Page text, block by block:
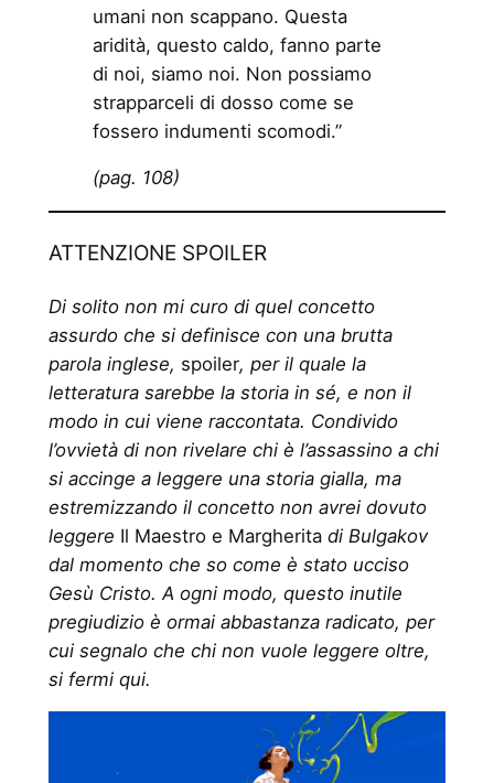
umani non scappano. Questa
aridità, questo caldo, fanno parte
di noi, siamo noi. Non possiamo
strapparceli di dosso come se
fossero indumenti scomodi.”
(pag. 108)
ATTENZIONE SPOILER
Di solito non mi curo di quel concetto
assurdo che si definisce con una brutta
parola inglese, spoiler, per il quale la
letteratura sarebbe la storia in sé, e non il
modo in cui viene raccontata. Condivido
l’ovvietà di non rivelare chi è l’assassino a chi
si accinge a leggere una storia gialla, ma
estremizzando il concetto non avrei dovuto
leggere Il Maestro e Margheritadi Bulgakov
dal momento che so come è stato ucciso
Gesù Cristo. A ogni modo, questo inutile
pregiudizio è ormai abbastanza radicato, per
cui segnalo che chi non vuole leggere oltre,
si fermi qui.